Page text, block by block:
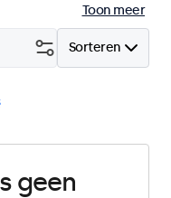
Toon meer
Sorteren
geen